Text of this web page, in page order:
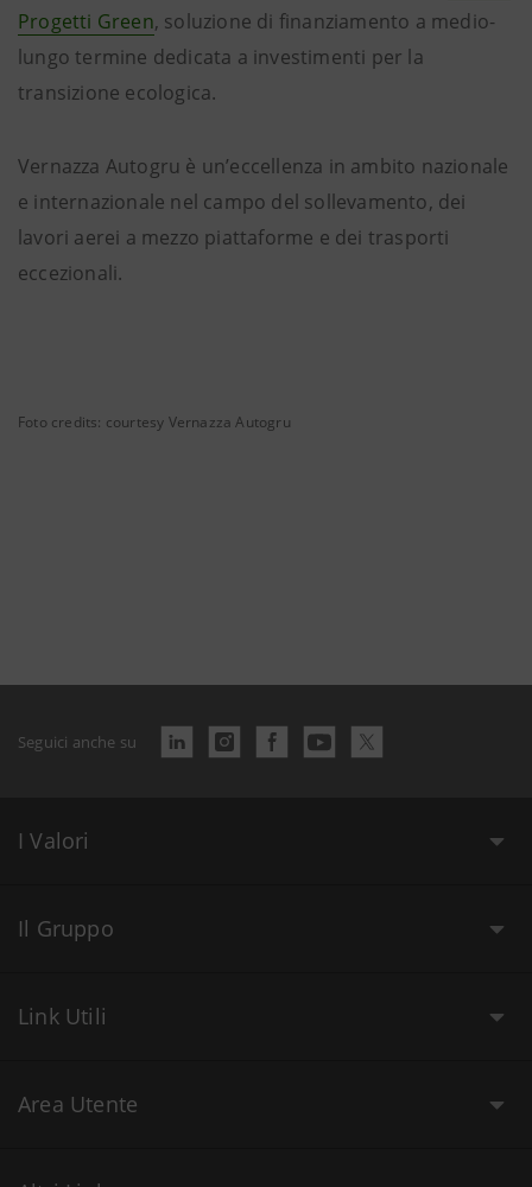
Progetti Green, soluzione di finanziamento a medio-
lungo termine dedicata a investimenti per la
transizione ecologica.
Vernazza Autogru è un’eccellenza in ambito nazionale
e internazionale nel campo del sollevamento, dei
lavori aerei a mezzo piattaforme e dei trasporti
eccezionali.
Foto credits: courtesy Vernazza Autogru
Seguici anche su
I Valori
Il Gruppo
Link Utili
Area Utente